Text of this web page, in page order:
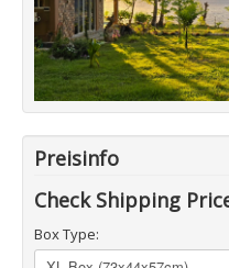
Preisinfo
Check Shipping
Box Type: